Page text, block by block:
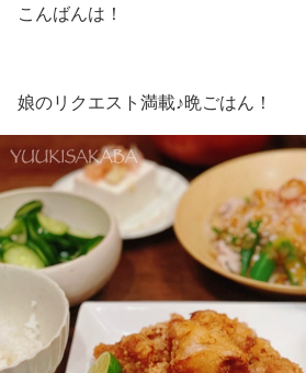
こんばんは！
娘のリクエスト満載♪晩ごはん！